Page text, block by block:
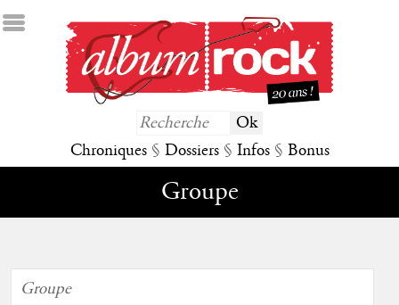
Chroniques § Dossiers § Infos § Bonus
Groupe
Groupe